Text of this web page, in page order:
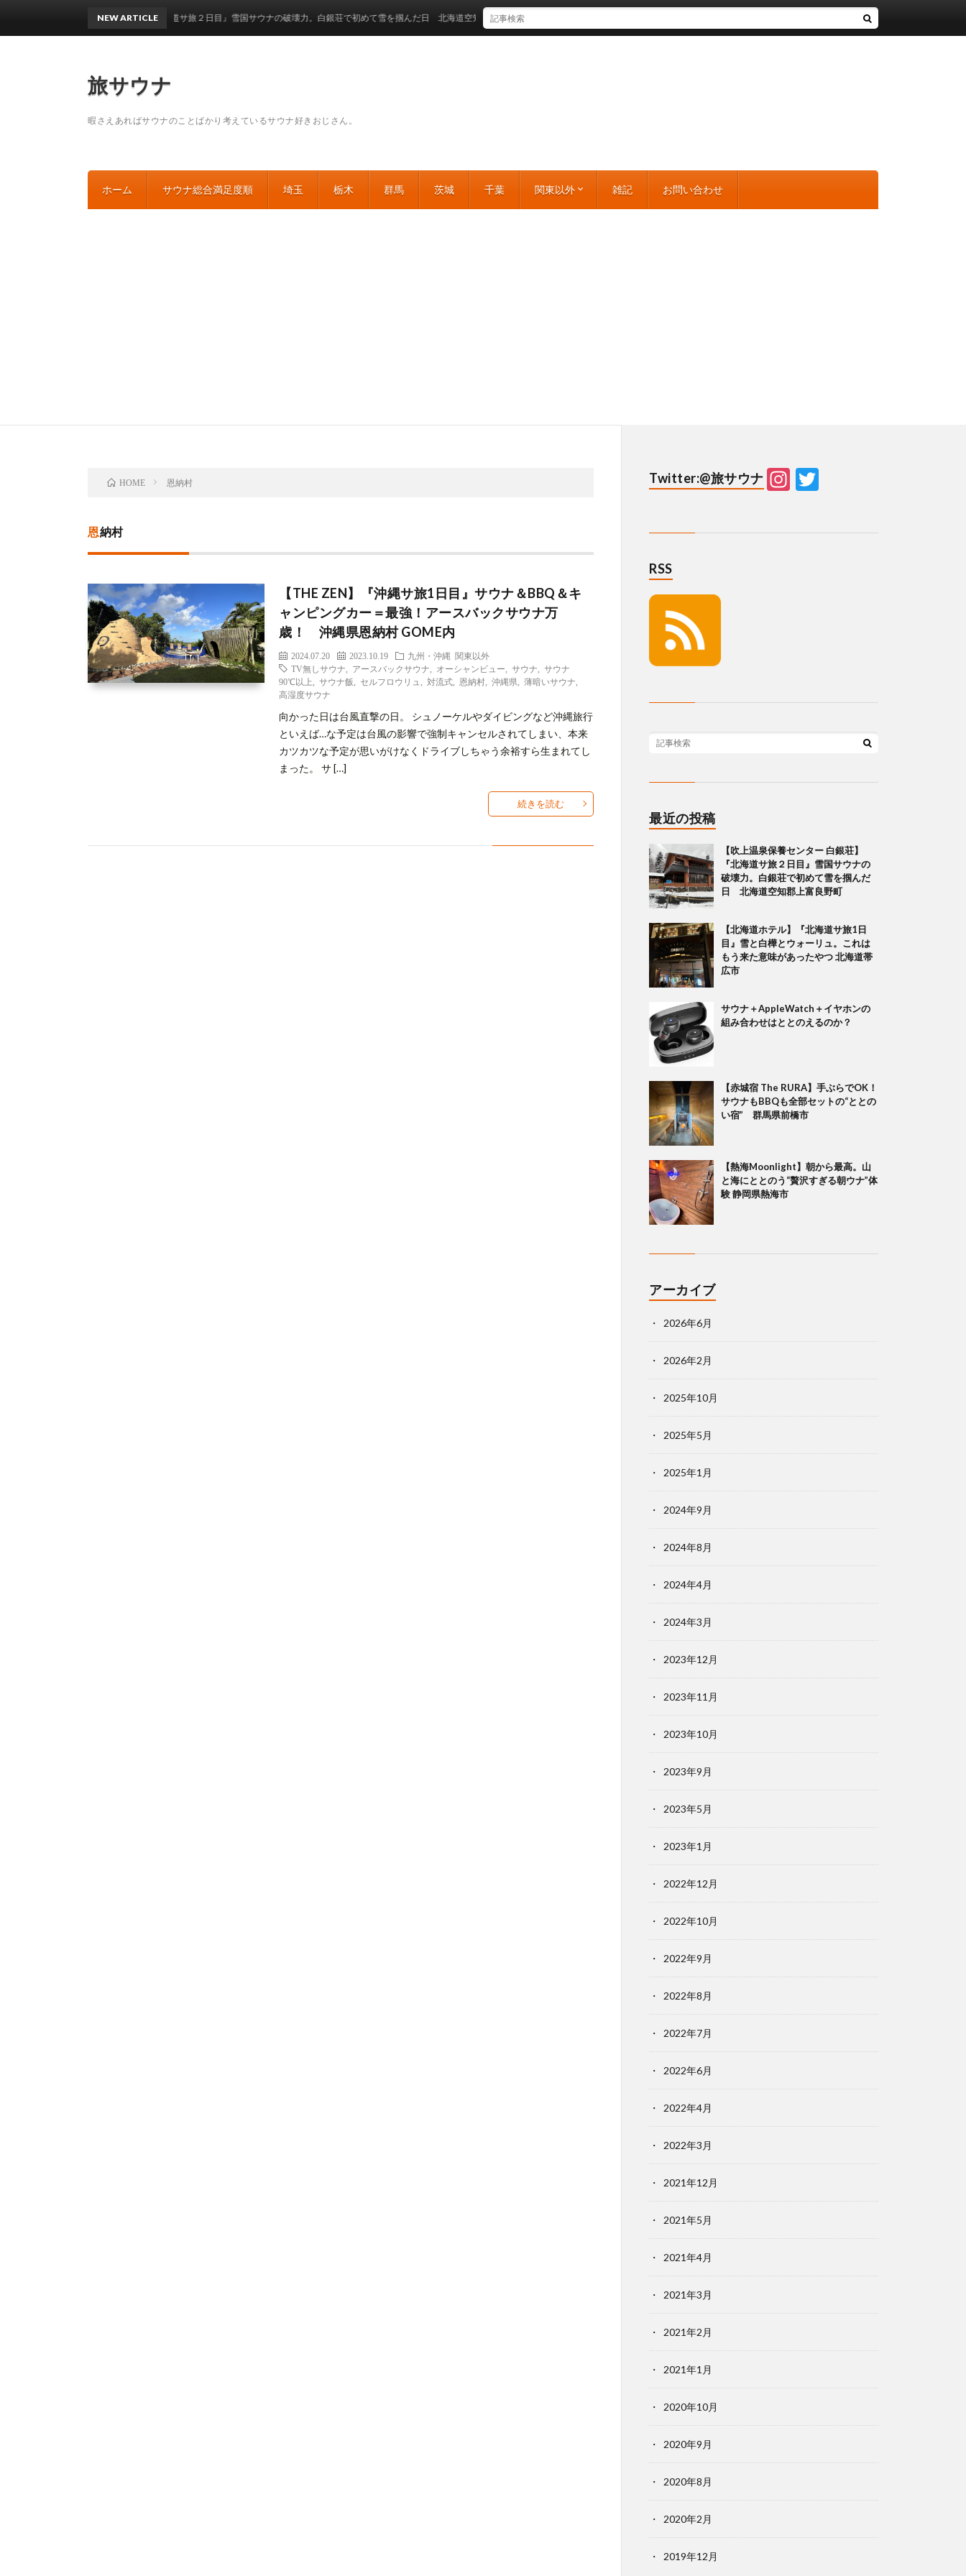
旅サウナ
暇さえあればサウナのことばかり考えているサウナ好きおじさん。
ホーム サウナ総合満足度順 埼玉 栃木 群馬 茨城 千葉 関東以外 雑記 お問い合わせ
NEW ARTICLE
泉保養センター 白銀荘】『北海道サ旅２日目』雪国サウナの破壊力。白銀荘で初めて雪を掴んだ日 北海道空知郡上富良野町
HOME 恩納村
恩納村
【THE ZEN】『沖縄サ旅1日目』サウナ＆BBQ＆キ
ャンピングカー＝最強！アースバックサウナ万
歳！ 沖縄県恩納村 GOME内
2024.07.20 2023.10.19 九州・沖縄
関東以外
TV無しサウナ
アースバックサウナ オーシャンビュー ,サウナ ,サウナ
90℃以上
,サウナ飯 セルフロウリュ ,対流式 恩納村 ,沖縄県 ,薄暗いサウナ
高湿度サウナ
向かった日は台風直撃の日。 シュノーケルやダイビングなど沖縄旅行
といえば…な予定は台風の影響で強制キャンセルされてしまい、本来
カツカツな予定が思いがけなくドライブしちゃう余裕すら生まれてし
まった。 サ […]
続きを読む
Twitter:@旅サウナ Instagram
Twitter
RSS
最近の投稿
【吹上温泉保養センター 白銀荘】
『北海道サ旅２日目』雪国サウナの
破壊力。白銀荘で初めて雪を掴んだ
日 北海道空知郡上富良野町
【北海道ホテル】『北海道サ旅1日
目』雪と白樺とウォーリュ。これは
もう来た意味があったやつ 北海道帯
広市
サウナ＋AppleWatch＋イヤホンの
組み合わせはととのえるのか？
【赤城宿 The RURA】手ぶらでOK！
サウナもBBQも全部セットの“ととの
い宿” 群馬県前橋市
【熱海Moonlight】朝から最高。山
と海にととのう“贅沢すぎる朝ウナ”体
験 静岡県熱海市
アーカイブ
2026年6月
2026年2月
2025年10月
2025年5月
2025年1月
2024年9月
2024年8月
2024年4月
2024年3月
2023年12月
2023年11月
2023年10月
2023年9月
2023年5月
2023年1月
2022年12月
2022年10月
2022年9月
2022年8月
2022年7月
2022年6月
2022年4月
2022年3月
2021年12月
2021年5月
2021年4月
2021年3月
2021年2月
2021年1月
2020年10月
2020年9月
2020年8月
2020年2月
2019年12月